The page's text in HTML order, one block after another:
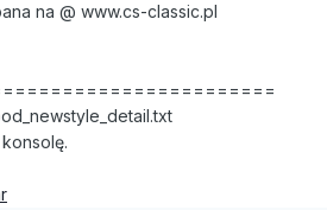
na @ www.cs-classic.pl